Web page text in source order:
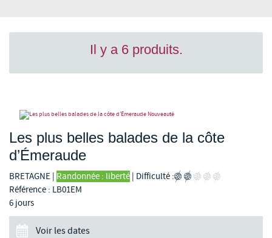
Il y a 6 produits.
Nouveauté
Les plus belles balades de la côte
d’Émeraude
BRETAGNE | Randonnée : liberté | Difficulté :
Référence : LB01EM
6 jours
Voir les dates